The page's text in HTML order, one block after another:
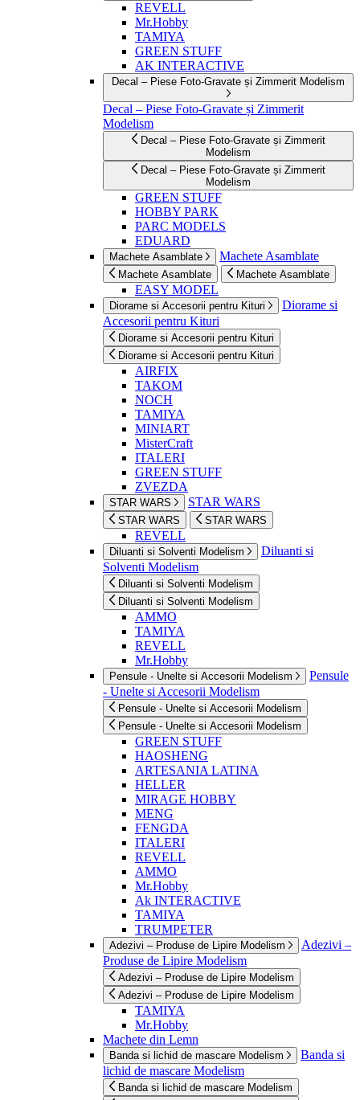
REVELL
Mr.Hobby
TAMIYA
GREEN STUFF
AK INTERACTIVE
Decal – Piese Foto-Gravate și Zimmerit Modelism
Decal – Piese Foto-Gravate și Zimmerit
Modelism
Decal – Piese Foto-Gravate și Zimmerit
Modelism
Decal – Piese Foto-Gravate și Zimmerit
Modelism
GREEN STUFF
HOBBY PARK
PARC MODELS
EDUARD
Machete Asamblate Machete Asamblate
Machete Asamblate Machete Asamblate
EASY MODEL
Diorame si Accesorii pentru Kituri
Diorame si
Accesorii pentru Kituri
Diorame si Accesorii pentru Kituri
Diorame si Accesorii pentru Kituri
AIRFIX
TAKOM
NOCH
TAMIYA
MINIART
MisterCraft
ITALERI
GREEN STUFF
ZVEZDA
STAR WARS STAR WARS
STAR WARS STAR WARS
REVELL
Diluanti si Solventi Modelism
Diluanti si
Solventi Modelism
Diluanti si Solventi Modelism
Diluanti si Solventi Modelism
AMMO
TAMIYA
REVELL
Mr.Hobby
Pensule - Unelte si Accesorii Modelism
Pensule
- Unelte si Accesorii Modelism
Pensule - Unelte si Accesorii Modelism
Pensule - Unelte si Accesorii Modelism
GREEN STUFF
HAOSHENG
ARTESANIA LATINA
HELLER
MIRAGE HOBBY
MENG
FENGDA
ITALERI
REVELL
AMMO
Mr.Hobby
Ak INTERACTIVE
TAMIYA
TRUMPETER
Adezivi – Produse de Lipire Modelism
Adezivi –
Produse de Lipire Modelism
Adezivi – Produse de Lipire Modelism
Adezivi – Produse de Lipire Modelism
TAMIYA
Mr.Hobby
Machete din Lemn
Banda si lichid de mascare Modelism
Banda si
lichid de mascare Modelism
Banda si lichid de mascare Modelism